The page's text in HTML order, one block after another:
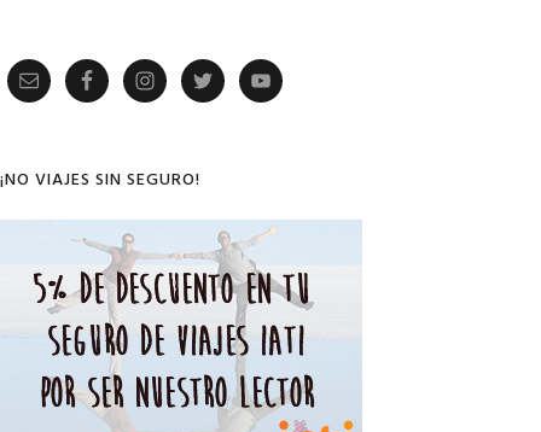
Primary
¡NO VIAJES SIN SEGURO!